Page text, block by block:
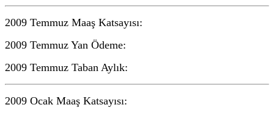
2009 Temmuz Maaş Katsayısı:
2009 Temmuz Yan Ödeme:
2009 Temmuz Taban Aylık:
2009 Ocak Maaş Katsayısı: